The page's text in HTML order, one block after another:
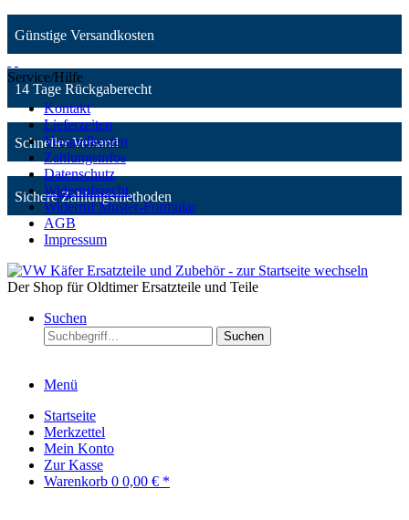
Günstige Versandkosten
14 Tage Rückgaberecht
Schneller Versand
Sichere Zahlungsmethoden
Service/Hilfe
Kontakt
Lieferzeiten
Versandkosten
Zahlungsinfos
Datenschutz
Widerrufsrecht
Widerruf Muster-Formular
AGB
Impressum
Der Shop für Oldtimer Ersatzteile und Teile
Suchen
Suchen
Menü
Startseite
Merkzettel
Mein Konto
Zur Kasse
Warenkorb 0 0,00 € *